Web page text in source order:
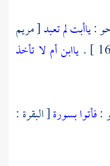
:ياأبت لم تعبد[ مريم
ياابن أم لا تأخذ
:فأتوا بسورة[ البقرة :